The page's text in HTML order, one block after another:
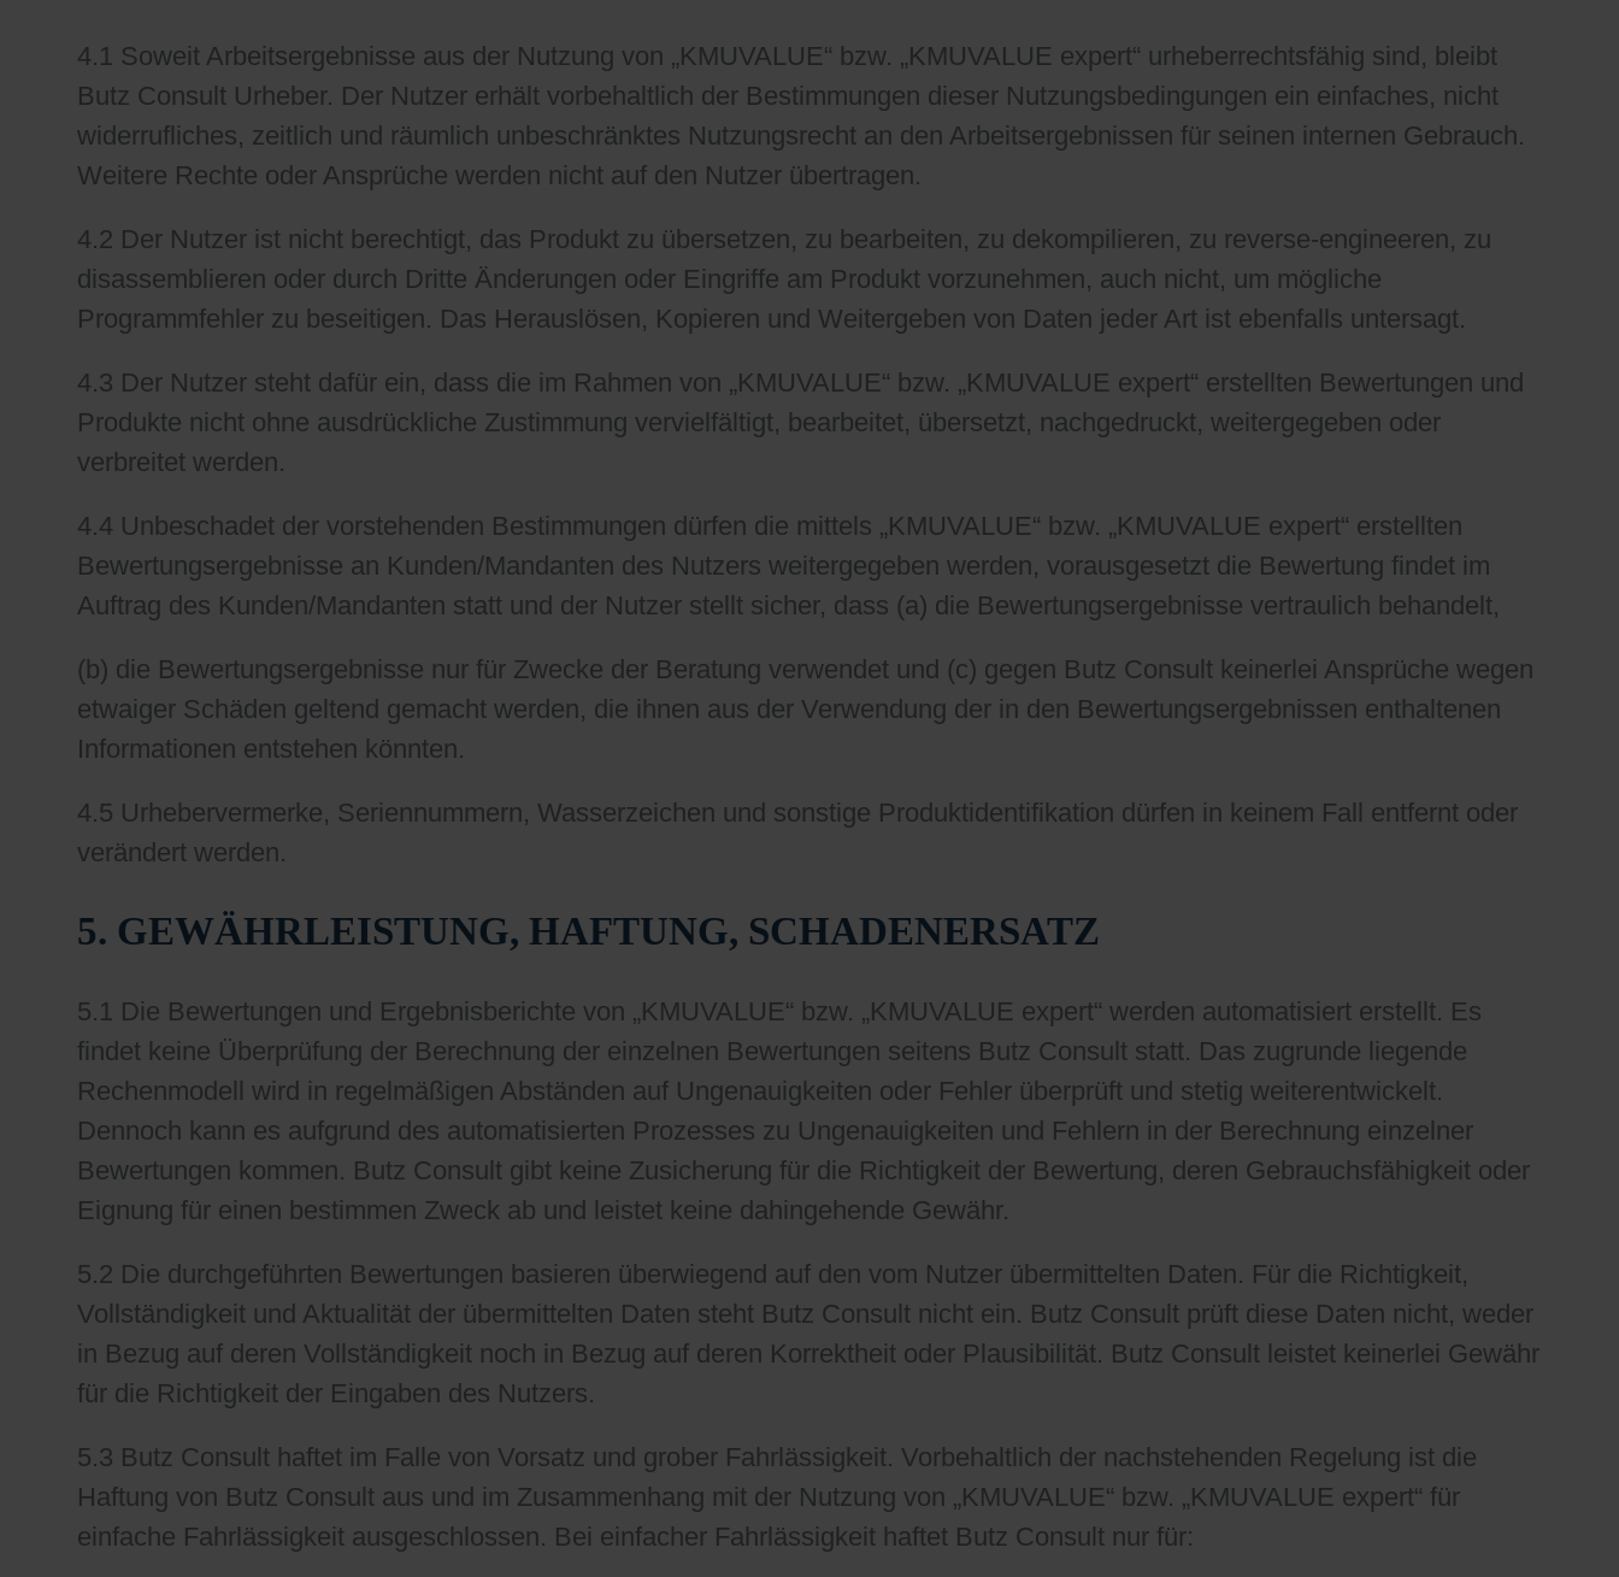
4.1 Soweit Arbeitsergebnisse aus der Nutzung von „KMUVALUE“ bzw. „KMUVALUE expert“ urheberrechtsfähig sind, bleibt
Butz Consult Urheber. Der Nutzer erhält vorbehaltlich der Bestimmungen dieser Nutzungsbedingungen ein einfaches, nicht
widerrufliches, zeitlich und räumlich unbeschränktes Nutzungsrecht an den Arbeitsergebnissen für seinen internen Gebrauch.
Weitere Rechte oder Ansprüche werden nicht auf den Nutzer übertragen.
4.2 Der Nutzer ist nicht berechtigt, das Produkt zu übersetzen, zu bearbeiten, zu dekompilieren, zu reverse-engineeren, zu
disassemblieren oder durch Dritte Änderungen oder Eingriffe am Produkt vorzunehmen, auch nicht, um mögliche
Programmfehler zu beseitigen. Das Herauslösen, Kopieren und Weitergeben von Daten jeder Art ist ebenfalls untersagt.
4.3 Der Nutzer steht dafür ein, dass die im Rahmen von „KMUVALUE“ bzw. „KMUVALUE expert“ erstellten Bewertungen und
Produkte nicht ohne ausdrückliche Zustimmung vervielfältigt, bearbeitet, übersetzt, nachgedruckt, weitergegeben oder
verbreitet werden.
4.4 Unbeschadet der vorstehenden Bestimmungen dürfen die mittels „KMUVALUE“ bzw. „KMUVALUE expert“ erstellten
Bewertungsergebnisse an Kunden/Mandanten des Nutzers weitergegeben werden, vorausgesetzt die Bewertung findet im
Auftrag des Kunden/Mandanten statt und der Nutzer stellt sicher, dass (a) die Bewertungsergebnisse vertraulich behandelt,
(b) die Bewertungsergebnisse nur für Zwecke der Beratung verwendet und (c) gegen Butz Consult keinerlei Ansprüche wegen
etwaiger Schäden geltend gemacht werden, die ihnen aus der Verwendung der in den Bewertungsergebnissen enthaltenen
Informationen entstehen könnten.
4.5 Urhebervermerke, Seriennummern, Wasserzeichen und sonstige Produktidentifikation dürfen in keinem Fall entfernt oder
verändert werden.
5. GEWÄHRLEISTUNG, HAFTUNG, SCHADENERSATZ
5.1 Die Bewertungen und Ergebnisberichte von „KMUVALUE“ bzw. „KMUVALUE expert“ werden automatisiert erstellt. Es
findet keine Überprüfung der Berechnung der einzelnen Bewertungen seitens Butz Consult statt. Das zugrunde liegende
Rechenmodell wird in regelmäßigen Abständen auf Ungenauigkeiten oder Fehler überprüft und stetig weiterentwickelt.
Dennoch kann es aufgrund des automatisierten Prozesses zu Ungenauigkeiten und Fehlern in der Berechnung einzelner
Bewertungen kommen. Butz Consult gibt keine Zusicherung für die Richtigkeit der Bewertung, deren Gebrauchsfähigkeit oder
Eignung für einen bestimmen Zweck ab und leistet keine dahingehende Gewähr.
5.2 Die durchgeführten Bewertungen basieren überwiegend auf den vom Nutzer übermittelten Daten. Für die Richtigkeit,
Vollständigkeit und Aktualität der übermittelten Daten steht Butz Consult nicht ein. Butz Consult prüft diese Daten nicht, weder
in Bezug auf deren Vollständigkeit noch in Bezug auf deren Korrektheit oder Plausibilität. Butz Consult leistet keinerlei Gewähr
für die Richtigkeit der Eingaben des Nutzers.
5.3 Butz Consult haftet im Falle von Vorsatz und grober Fahrlässigkeit. Vorbehaltlich der nachstehenden Regelung ist die
Haftung von Butz Consult aus und im Zusammenhang mit der Nutzung von „KMUVALUE“ bzw. „KMUVALUE expert“ für
einfache Fahrlässigkeit ausgeschlossen. Bei einfacher Fahrlässigkeit haftet Butz Consult nur für: